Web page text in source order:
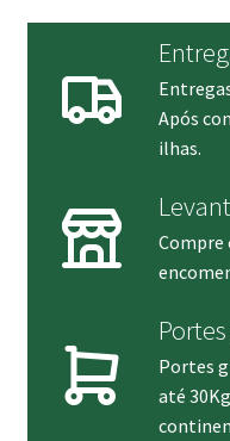
Após
ilhas.
Compre
Portes
até